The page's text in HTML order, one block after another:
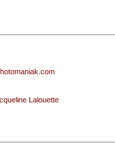
Lalouette